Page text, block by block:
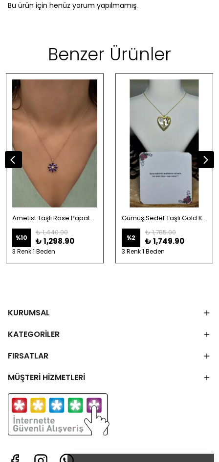
Bu ürün için henüz yorum yapılmamış.
Benzer Ürünler
Ametist Taşlı Rose Papatya Kolye 925 Ayar Gümüş
%10
₺ 1,440.00
₺ 1,298.90
3 Renk 1 Beden
Gümüş Sedef Taşlı Gold Kalp Kolye Ve Anahtarı | Hediyelik Ve Notlu Ürün
%2
₺ 1,785.00
₺ 1,749.90
3 Renk 1 Beden
KURUMSAL
KATEGORİLER
FIRSATLAR
MÜŞTERİ HİZMETLERİ